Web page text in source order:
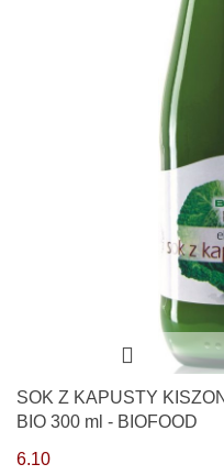
SOK Z KAPUSTY
BIO 300 ml - BIOFOOD
6.10